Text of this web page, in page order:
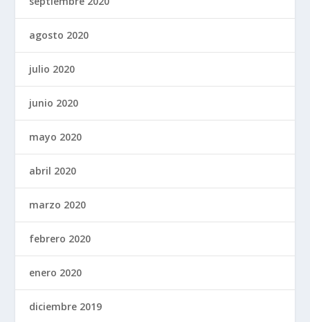
agosto 2020
julio 2020
junio 2020
mayo 2020
abril 2020
marzo 2020
febrero 2020
enero 2020
diciembre 2019